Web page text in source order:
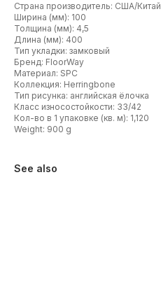
Страна производитель: США/Китай
Ширина (мм): 100
Толщина (мм): 4,5
Длина (мм): 400
Тип укладки: замковый
Бренд: FloorWay​
Материал: SPC
Коллекция: Herringbone
Тип рисунка: английская ёлочка
Класс износостойкости: 33/42
Кол-во в 1 упаковке (кв. м): 1,120
Weight: 900 g
See also